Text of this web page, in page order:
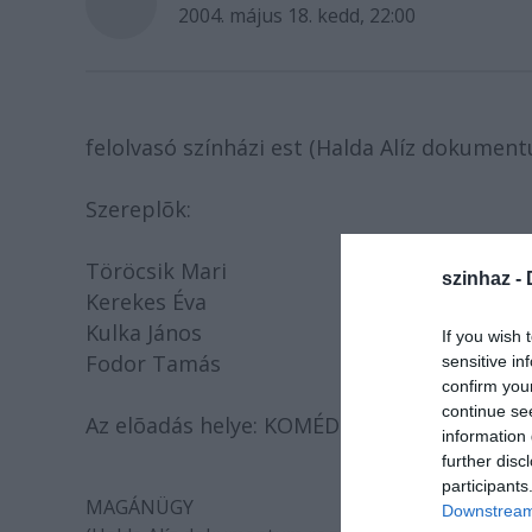
szinhaz -
If you wish
sensitive
confirm
continue
information
further
2004. május 18. kedd, 22:00
felolvasó színházi est (Halda Alíz
Szereplõk:
Töröcsik Mari
Kerekes Éva
Kulka János
Fodor Tamás
Az elõadás helye: KOMÉDIUM Színház,
MAGÁNÜGY